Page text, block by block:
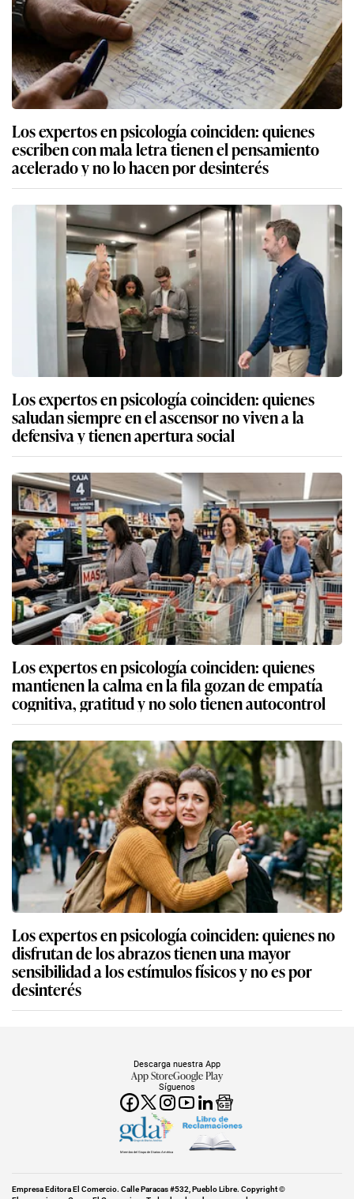
Los expertos en psicología coinciden: quienes
escriben con mala letra tienen el pensamiento
acelerado y no lo hacen por desinterés
Los expertos en psicología coinciden: quienes
saludan siempre en el ascensor no viven a la
defensiva y tienen apertura social
Los expertos en psicología coinciden: quienes
mantienen la calma en la fila gozan de empatía
cognitiva, gratitud y no solo tienen autocontrol
Los expertos en psicología coinciden: quienes no
disfrutan de los abrazos tienen una mayor
sensibilidad a los estímulos físicos y no es por
desinterés
Síguenos
Descarga nuestra App
App StoreGoogle Play
Miembro del Grupo de Diarios América
Empresa Editora El Comercio. Calle Paracas #532, Pueblo Libre. Copyright ©